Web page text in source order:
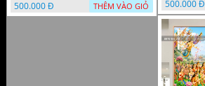
500.000 Đ THÊM VÀO GIỎ 500.000 Đ